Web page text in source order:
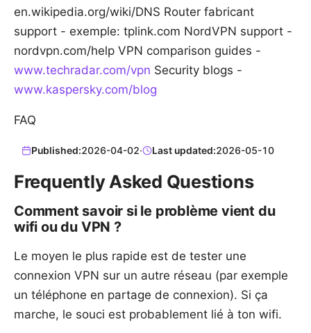
en.wikipedia.org/wiki/DNS Router fabricant
support - exemple: tplink.com NordVPN support -
nordvpn.com/help VPN comparison guides -
www.techradar.com/vpn Security blogs -
www.kaspersky.com/blog
FAQ
Published:2026-04-02· Last updated:2026-05-10
Frequently Asked Questions
Comment savoir si le problème vient du
wifi ou du VPN ?
Le moyen le plus rapide est de tester une
connexion VPN sur un autre réseau (par exemple
un téléphone en partage de connexion). Si ça
marche, le souci est probablement lié à ton wifi.